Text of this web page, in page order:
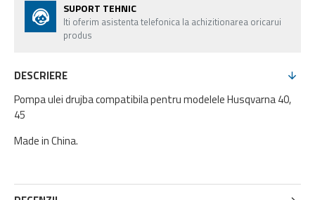
SUPORT TEHNIC
Iti oferim asistenta telefonica la achizitionarea oricarui
produs
DESCRIERE
Pompa ulei drujba compatibila pentru modelele Husqvarna 40,
45
Made in China.